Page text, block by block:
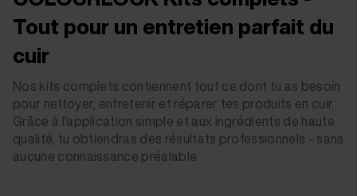
Tout pour un entretien parfait du
cuir
Nos kits complets contiennent tout ce dont tu as besoin
pour nettoyer, entretenir et réparer tes produits en cuir.
Grâce à l'application simple et aux ingrédients de haute
qualité, tu obtiendras des résultats professionnels - sans
aucune connaissance préalable.